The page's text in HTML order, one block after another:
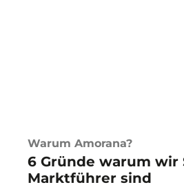
Warum Amorana?
6 Gründe warum wir
Marktführer sind